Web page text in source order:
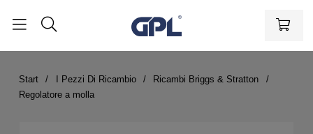
Start I Pezzi Di Ricambio
Ricambi Briggs & Stratton
Regolatore a molla